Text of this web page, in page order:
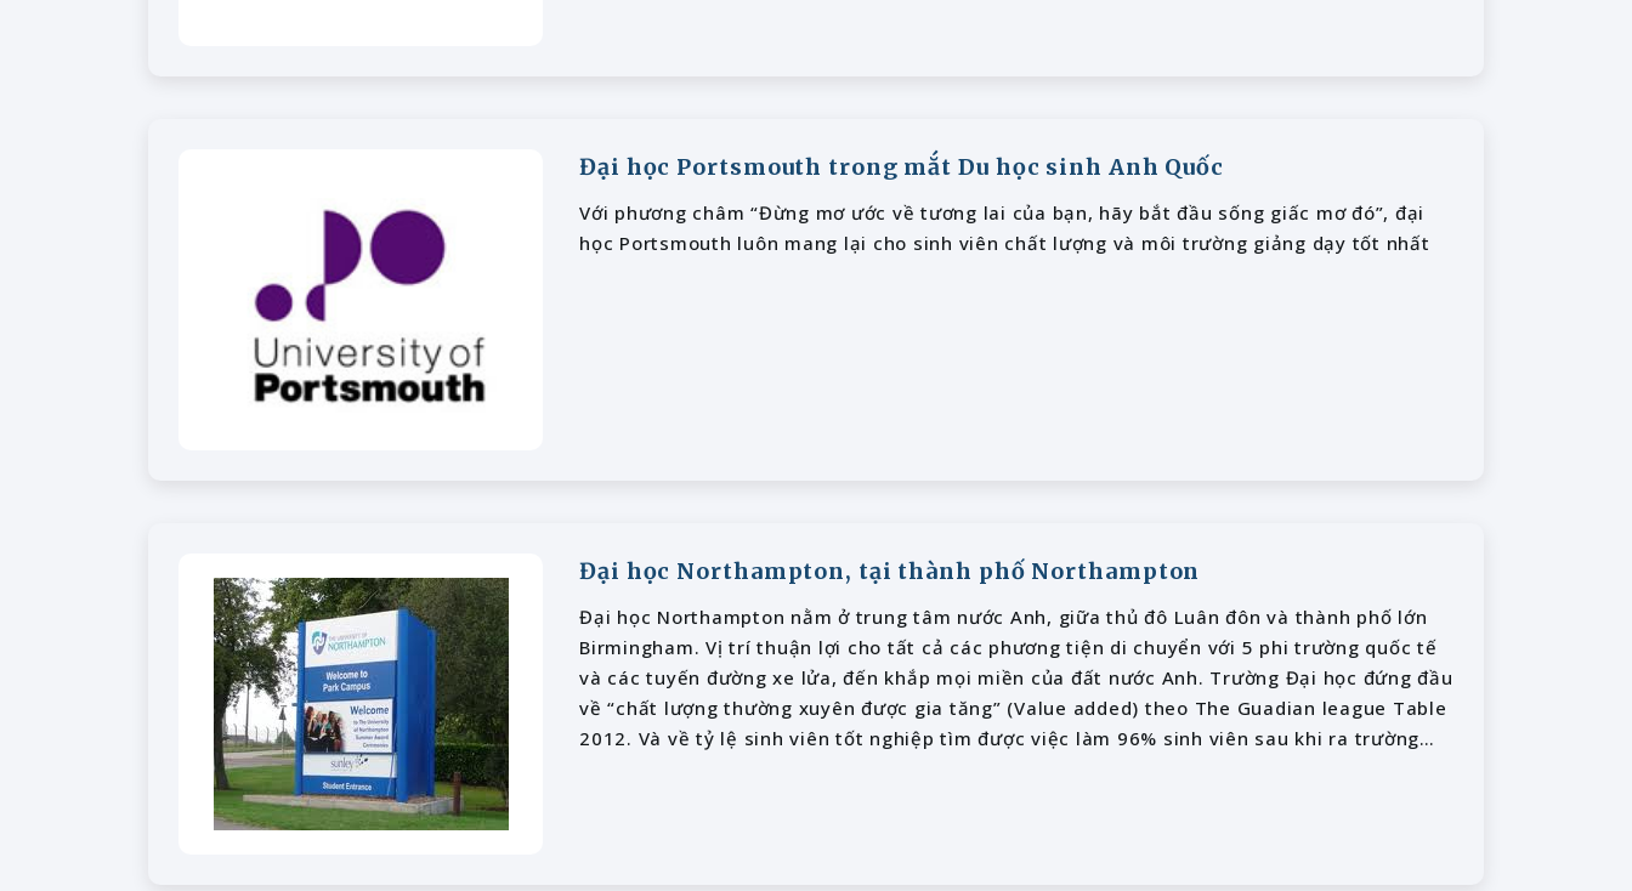
Đại học Portsmouth trong mắt Du học sinh Anh Quốc
Với phương châm “Đừng mơ ước về tương lai của bạn, hãy bắt đầu sống giấc mơ đó”, đại
học Portsmouth luôn mang lại cho sinh viên chất lượng và môi trường giảng dạy tốt nhất
Đại học Northampton, tại thành phố Northampton
Đại học Northampton nằm ở trung tâm nước Anh, giữa thủ đô Luân đôn và thành phố lớn
Birmingham. Vị trí thuận lợi cho tất cả các phương tiện di chuyển với 5 phi trường quốc tế
và các tuyến đường xe lửa, đến khắp mọi miền của đất nước Anh. Trường Đại học đứng đầu
về “chất lượng thường xuyên được gia tăng” (Value added) theo The Guadian league Table
2012. Và về tỷ lệ sinh viên tốt nghiệp tìm được việc làm 96% sinh viên sau khi ra trường